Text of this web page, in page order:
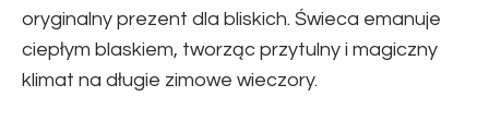
oryginalny prezent dla bliskich. Świeca emanuje
ciepłym blaskiem, tworząc przytulny i magiczny
klimat na długie zimowe wieczory.